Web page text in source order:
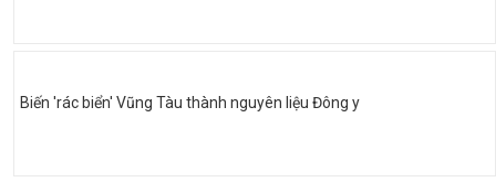
Biến 'rác biển' Vũng Tàu thành nguyên liệu Đông y